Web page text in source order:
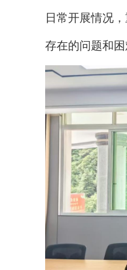
日常开展情况
存在的问题和